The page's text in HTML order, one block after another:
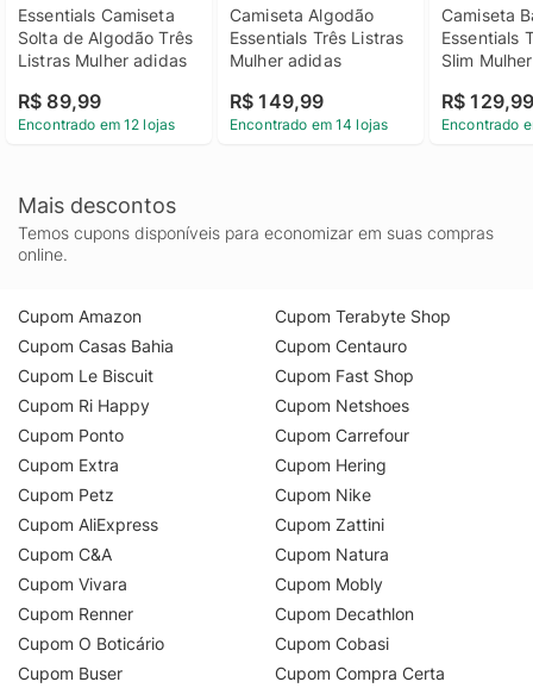
Essentials Camiseta
Solta de Algodão Três
Listras Mulher adidas
R$ 89,99
Encontrado em 12 lojas
Camiseta Algodão
Essentials Três Listras
Mulher adidas
R$ 149,99
Encontrado em 14 lojas
Camiseta
Essentials
Slim
R$
Encontrado
Mais descontos
Temos cupons disponíveis para economizar em suas compras
online.
Cupom Amazon
Cupom Casas Bahia
Cupom Le Biscuit
Cupom Ri Happy
Cupom Ponto
Cupom Extra
Cupom Petz
Cupom AliExpress
Cupom C&A
Cupom Vivara
Cupom Renner
Cupom O Boticário
Cupom Buser
Cupom Terabyte Shop
Cupom Centauro
Cupom Fast Shop
Cupom Netshoes
Cupom Carrefour
Cupom Hering
Cupom Nike
Cupom Zattini
Cupom Natura
Cupom Mobly
Cupom Decathlon
Cupom Cobasi
Cupom Compra Certa